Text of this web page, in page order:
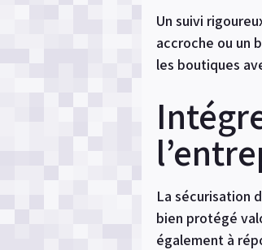
Un suivi
accroche ou un
les boutiques
La sécurisation
bien protégé
également à